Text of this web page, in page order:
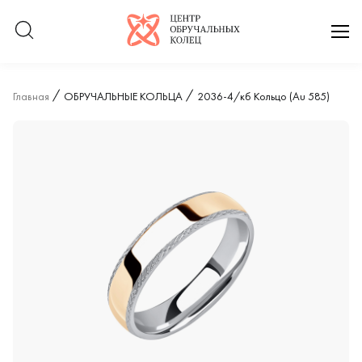
Логотип компании
Главная ОБРУЧАЛЬНЫЕ КОЛЬЦА 2036-4/кб Кольцо (Au 585)